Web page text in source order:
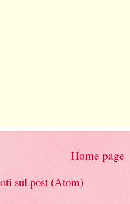
Home page
sul post (Atom)